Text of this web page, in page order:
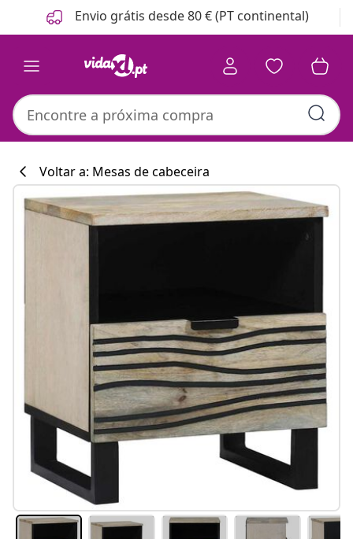
Anterior
Seguinte Envio grátis desde 80 € (PT continental)
Voltar a: Mesas de cabeceira